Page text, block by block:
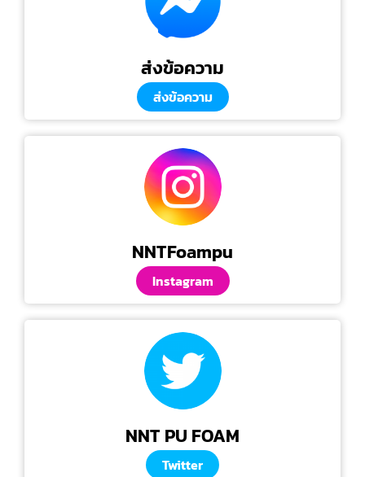
ส่งข้อความ
ส่งข้อความ
NNTFoampu
Instagram
NNT PU FOAM
Twitter